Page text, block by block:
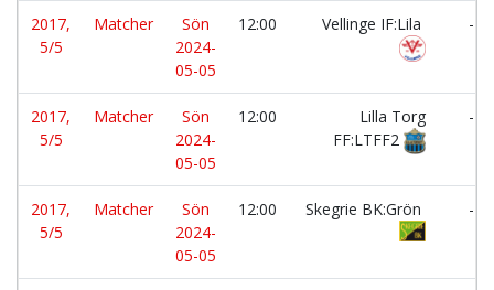
2017,
5/5
Matcher
Sön
2024-
05-05
12:00 Vellinge IF:Lila -
2017,
5/5
Matcher
Sön
2024-
05-05
12:00
Lilla Torg
FF:LTFF2
-
2017,
5/5
Matcher
Sön
2024-
05-05
12:00 Skegrie BK:Grön -